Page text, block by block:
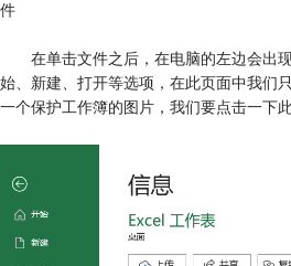
件
在单击文件之后，在电脑的左边会出现
始、新建、打开等选项，在此页面中我们
一个保护工作簿的图片，我们要点击一下